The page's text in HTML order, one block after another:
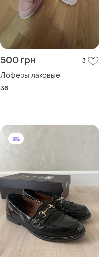
500 грн 3
Лоферы лаковые
38